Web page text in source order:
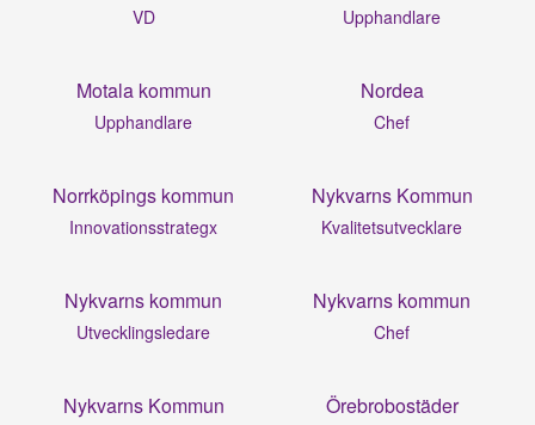
VD Upphandlare
Motala kommun
Upphandlare
Nordea
Chef
Norrköpings kommun
Innovationsstrategx
Nykvarns Kommun
Kvalitetsutvecklare
Nykvarns kommun
Utvecklingsledare
Nykvarns kommun
Chef
Nykvarns Kommun Örebrobostäder